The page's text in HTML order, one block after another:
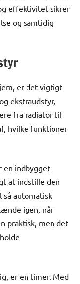
effektivitet sikrer
og samtidig
er det vigtigt
ekstraudstyr,
fra radiator til
hvilke funktioner
en indbygget
at indstille den
så automatisk
igen, når
praktisk, men det
er en timer. Med